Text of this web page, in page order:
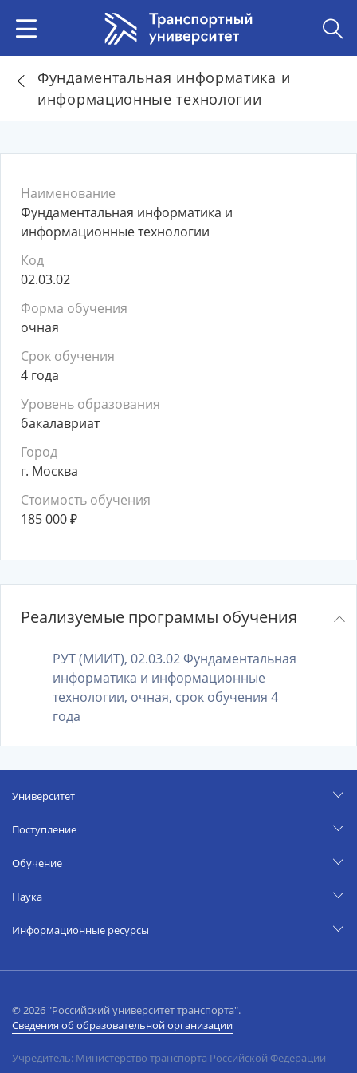
Фундаментальная информатика и
информационные технологии
Наименование
Фундаментальная информатика и
информационные технологии
Код
02.03.02
Форма обучения
очная
Срок обучения
4 года
Уровень образования
бакалавриат
Город
г. Москва
Стоимость обучения
185 000₽
Реализуемые программы обучения
РУТ (МИИТ), 02.03.02 Фундаментальная
информатика и информационные
технологии, очная, срок обучения 4
года
Университет
Поступление
Обучение
Наука
Информационные ресурсы
© 2026 "Российский университет транспорта".
Сведения об образовательной организации
Учредитель: Министерство транспорта Российской Федерации